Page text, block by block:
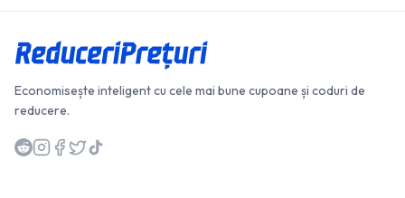
Economisește inteligent cu cele mai bune cupoane și coduri de
reducere.